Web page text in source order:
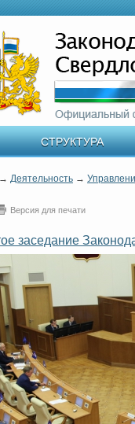
СТРУКТУРА
→ Деятельность →
Версия для печати
заседание